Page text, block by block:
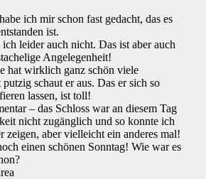
ich mir schon fast gedacht, das es
ist.
leider auch nicht. Das ist aber auch
Angelegenheit!
hat wirklich ganz schön viele
schaut er aus. Das er sich so
lassen, ist toll!
– das Schloss war an diesem Tag
nicht zugänglich und so konnte ich
zeigen, aber vielleicht ein anderes mal!
einen schönen Sonntag! Wie war es